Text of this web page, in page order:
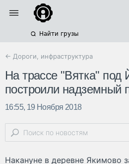
Найти грузы
← Дороги, инфраструктура
На трассе "Вятка"
построили надземный
16:55, 19 Ноября 2018
Накануне в деревне Якимово